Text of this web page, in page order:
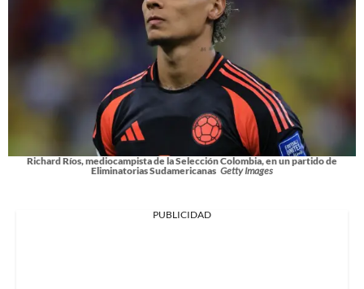
Richard Ríos, mediocampista de la Selección Colombia, en un partido de
Eliminatorias Sudamericanas Getty Images
PUBLICIDAD